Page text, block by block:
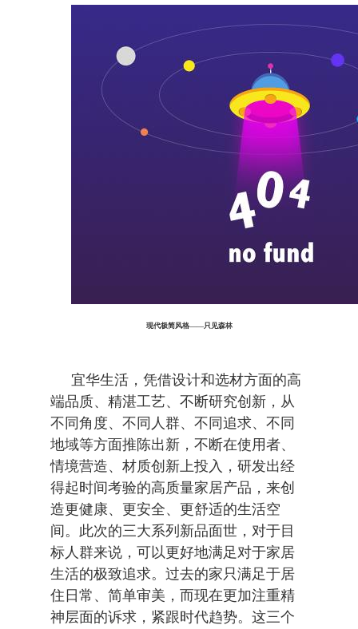
现代极简风格——只见森林
宜华生活，凭借设计和选材方面的高
端品质、精湛工艺、不断研究创新，从
不同角度、不同人群、不同追求、不同
地域等方面推陈出新，不断在使用者、
情境营造、材质创新上投入，研发出经
得起时间考验的高质量家居产品，来创
造更健康、更安全、更舒适的生活空
间。此次的三大系列新品面世，对于目
标人群来说，可以更好地满足对于家居
生活的极致追求。过去的家只满足于居
住日常、简单审美，而现在更加注重精
神层面的诉求，紧跟时代趋势。这三个